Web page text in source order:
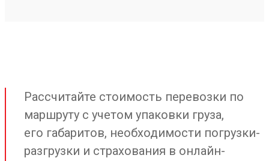
Рассчитайте стоимость перевозки по
маршруту с учетом упаковки груза,
его габаритов, необходимости погрузки-
разгрузки и страхования в онлайн-